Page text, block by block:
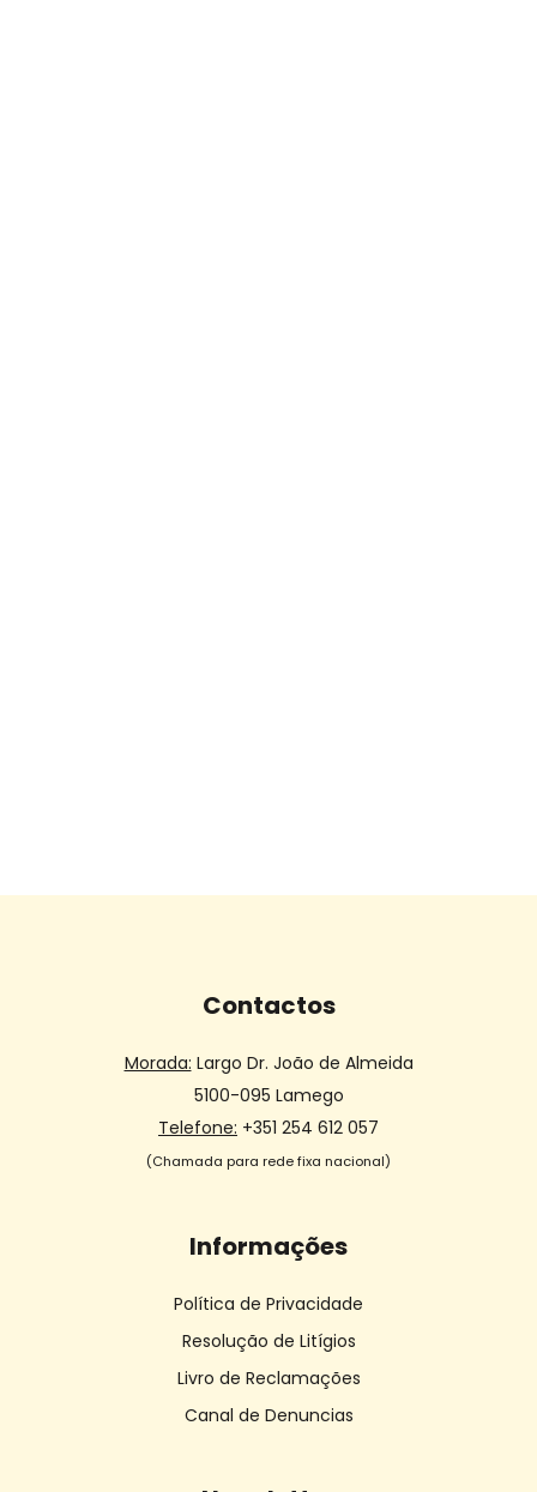
Contactos
Morada: Largo Dr. João de Almeida
5100-095 Lamego
Telefone: +351 254 612 057
(Chamada para rede fixa nacional)
Informações
Política de Privacidade
Resolução de Litígios
Livro de Reclamações
Canal de Denuncias